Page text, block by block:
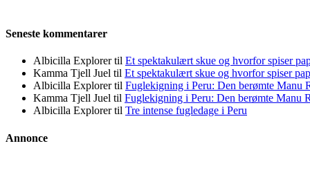
Seneste kommentarer
Albicilla Explorertil Et spektakulært skue og hvorfor spiser
Kamma Tjell Juel til Et spektakulært skue og hvorfor spiser
Albicilla Explorertil Fuglekigning i Peru: Den berømte Manu
Kamma Tjell Juel til Fuglekigning i Peru: Den berømte Manu
Albicilla Explorertil Tre intense fugledage i Peru
Annonce